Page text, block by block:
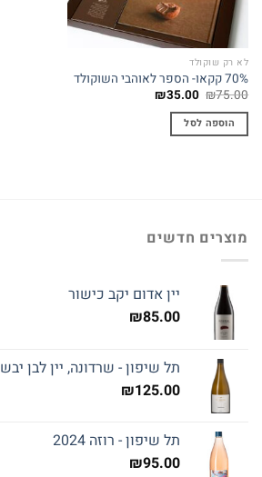
לא רק שוקולד
70% קקאו- הספר לאוהבי השוקולד
₪75.00 המחיר
היה:
₪75.00.
₪35.00 המחיר
הוספה לסל
מוצרים חדשים
יין אדום יקב כישור
₪85.00
תל שיפון - שרדונה, יין לבן יבש 2024
₪125.00
תל שיפון - רוזה 2024
₪95.00